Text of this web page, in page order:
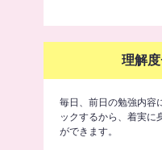
理解
毎日、前日の勉強内容
ックするから、着実に
ができます。